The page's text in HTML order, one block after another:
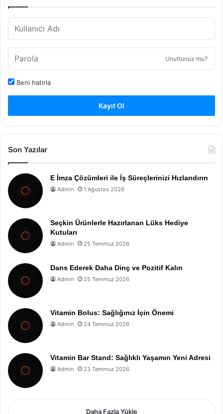
Unuttunuz mu?
Beni hatırla
Kayıt Ol
Son Yazılar
E İmza Çözümleri ile İş Süreçlerinizi Hızlandırın
Admin 1 Ağustos 2026
Seçkin Ürünlerle Hazırlanan Lüks Hediye
Kutuları
Admin 25 Temmuz 2026
Dans Ederek Daha Dinç ve Pozitif Kalın
Admin 25 Temmuz 2026
Vitamin Bolus: Sağlığınız İçin Önemi
Admin 24 Temmuz 2026
Vitamin Bar Stand: Sağlıklı Yaşamın Yeni Adresi
Admin 23 Temmuz 2026
Daha Fazla Yükle